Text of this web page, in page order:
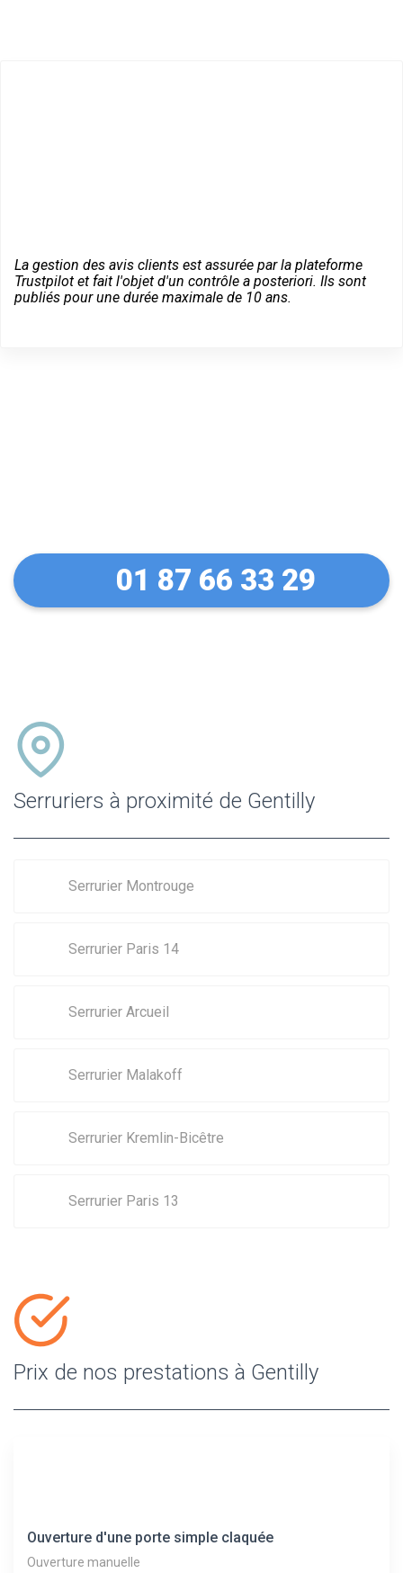
La gestion des avis clients est assurée par la plateforme
Trustpilot et fait l'objet d'un contrôle a posteriori. Ils sont
publiés pour une durée maximale de 10 ans.
01 87 66 33 29
Serruriers à proximité de Gentilly
Serrurier Montrouge
Serrurier Paris 14
Serrurier Arcueil
Serrurier Malakoff
Serrurier Kremlin-Bicêtre
Serrurier Paris 13
Prix de nos prestations à Gentilly
Ouverture d'une porte simple claquée
Ouverture manuelle